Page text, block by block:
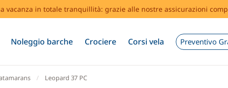
vacanza in totale tranquillità: grazie alle nostre assicurazioni
Noleggio barche Crociere Corsi vela Preventivo
Leopard 37 PC